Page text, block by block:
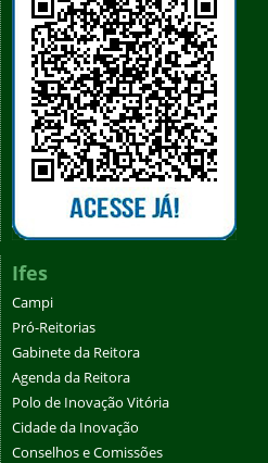
Ifes
Campi
Pró-Reitorias
Gabinete da Reitora
Agenda da Reitora
Polo de Inovação Vitória
Cidade da Inovação
Conselhos e Comissões